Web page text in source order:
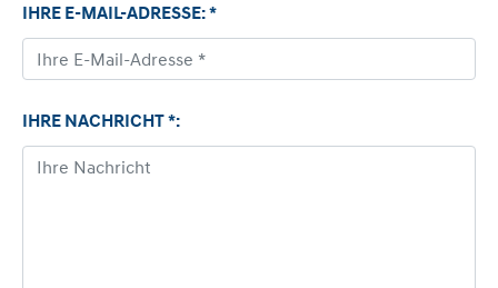
IHRE E-MAIL-ADRESSE: *
IHRE NACHRICHT *: